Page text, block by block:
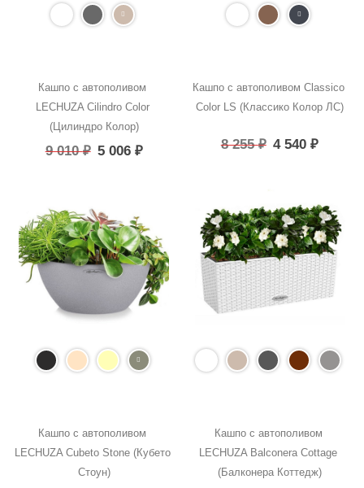
Кашпо с автополивом
LECHUZA Cilindro Color
(Цилиндро Колор)
9 010₽ 5 006₽
Кашпо с автополивом Classico
Color LS (Классико Колор ЛС)
8 255₽ 4 540₽
Кашпо с автополивом
LECHUZA Cubeto Stone (Кубето
Стоун)
Кашпо с автополивом
LECHUZA Balconera Cottage
(Балконера Коттедж)